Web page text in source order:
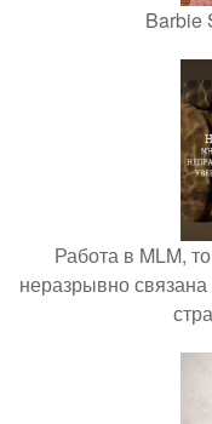
Barbie
Работа в MLM,
неразрывно связана